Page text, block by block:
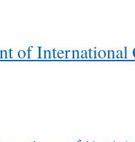
of International